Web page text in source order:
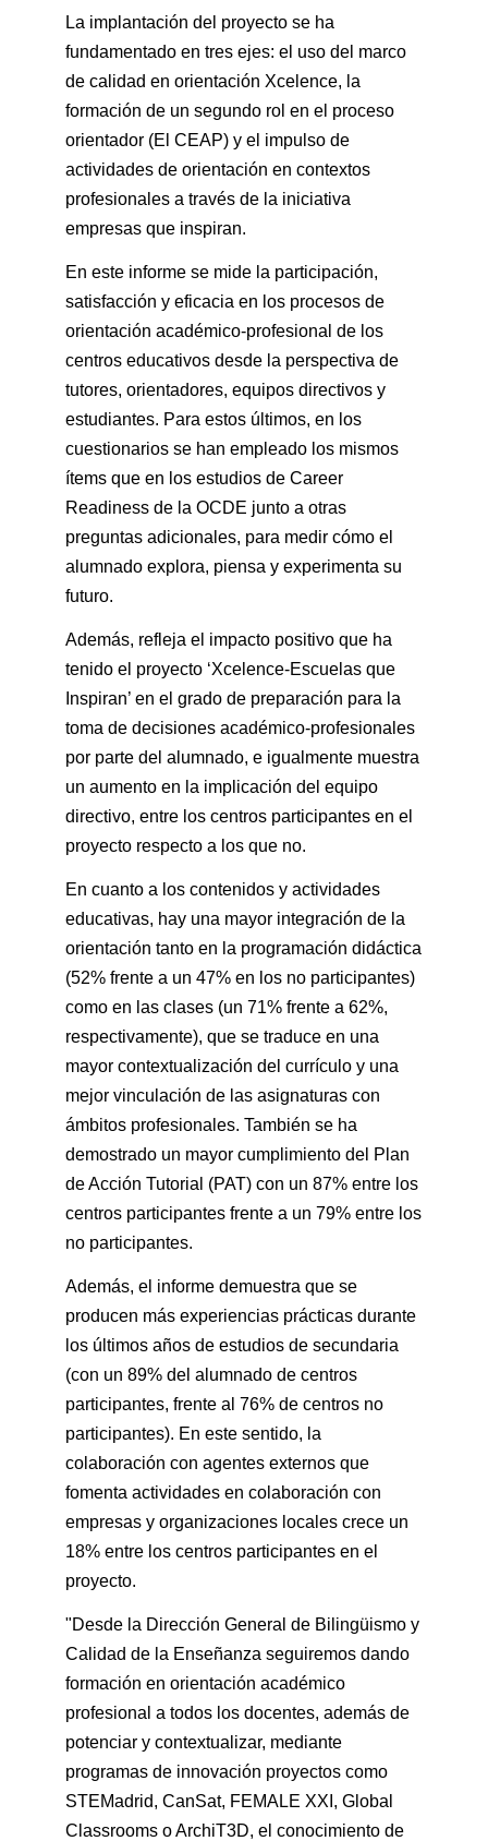
La implantación del proyecto se ha
fundamentado en tres ejes: el uso del marco
de calidad en orientación Xcelence, la
formación de un segundo rol en el proceso
orientador (El CEAP) y el impulso de
actividades de orientación en contextos
profesionales a través de la iniciativa
empresas que inspiran.
En este informe se mide la participación,
satisfacción y eficacia en los procesos de
orientación académico-profesional de los
centros educativos desde la perspectiva de
tutores, orientadores, equipos directivos y
estudiantes. Para estos últimos, en los
cuestionarios se han empleado los mismos
ítems que en los estudios de Career
Readiness de la OCDE junto a otras
preguntas adicionales, para medir cómo el
alumnado explora, piensa y experimenta su
futuro.
Además, refleja el impacto positivo que ha
tenido el proyecto ‘Xcelence-Escuelas que
Inspiran’ en el grado de preparación para la
toma de decisiones académico-profesionales
por parte del alumnado, e igualmente muestra
un aumento en la implicación del equipo
directivo, entre los centros participantes en el
proyecto respecto a los que no.
En cuanto a los contenidos y actividades
educativas, hay una mayor integración de la
orientación tanto en la programación didáctica
(52% frente a un 47% en los no participantes)
como en las clases (un 71% frente a 62%,
respectivamente), que se traduce en una
mayor contextualización del currículo y una
mejor vinculación de las asignaturas con
ámbitos profesionales. También se ha
demostrado un mayor cumplimiento del Plan
de Acción Tutorial (PAT) con un 87% entre los
centros participantes frente a un 79% entre los
no participantes.
Además, el informe demuestra que se
producen más experiencias prácticas durante
los últimos años de estudios de secundaria
(con un 89% del alumnado de centros
participantes, frente al 76% de centros no
participantes). En este sentido, la
colaboración con agentes externos que
fomenta actividades en colaboración con
empresas y organizaciones locales crece un
18% entre los centros participantes en el
proyecto.
"Desde la Dirección General de Bilingüismo y
Calidad de la Enseñanza seguiremos dando
formación en orientación académico
profesional a todos los docentes, además de
potenciar y contextualizar, mediante
programas de innovación proyectos como
STEMadrid, CanSat, FEMALE XXI, Global
Classrooms o ArchiT3D, el conocimiento de